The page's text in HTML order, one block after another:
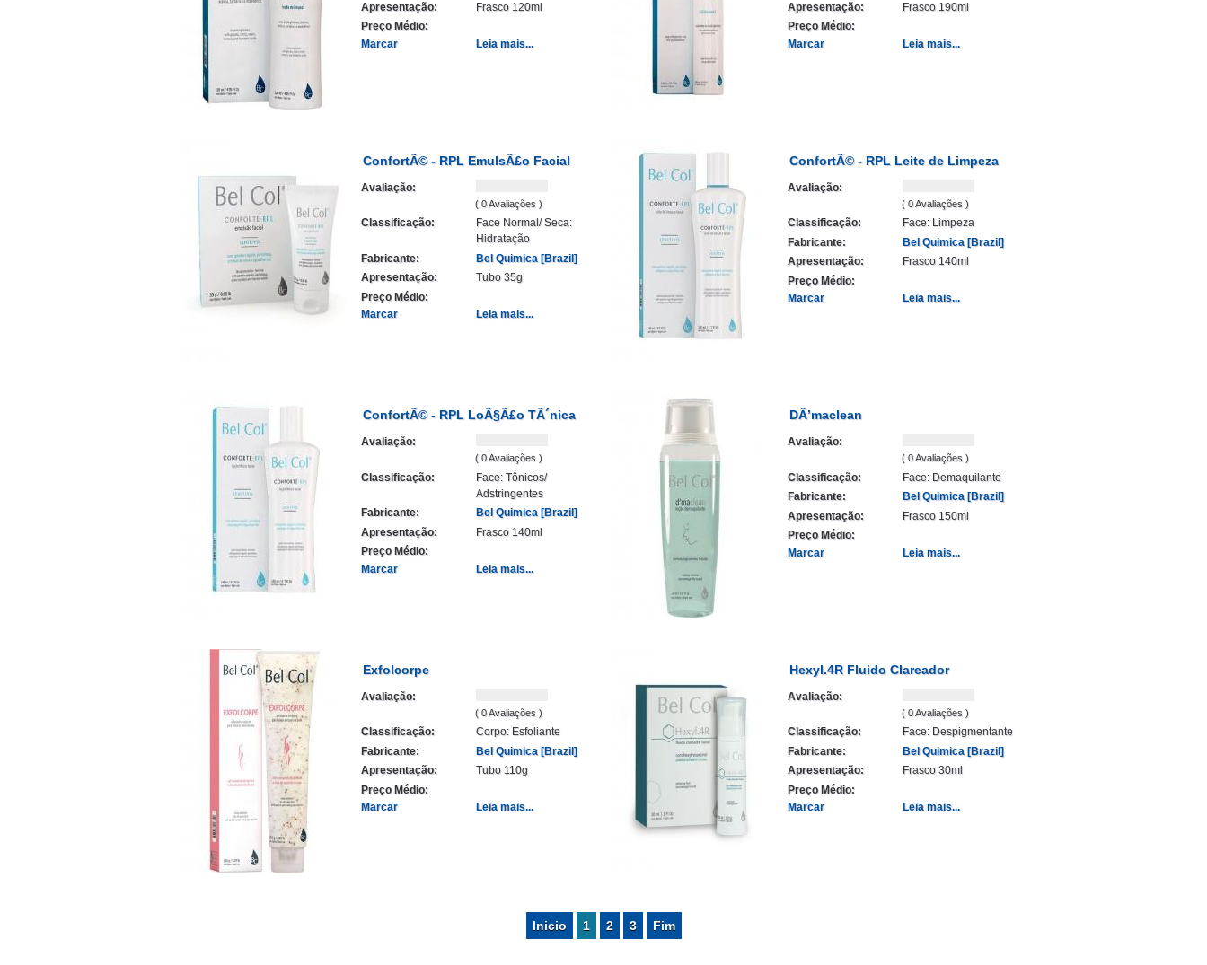
Apresentação:
Frasco 120ml
Preço Médio:
Marcar
Leia mais...
Apresentação:
Frasco 190ml
Preço Médio:
Marcar
Leia mais...
ConfortÃ© - RPL EmulsÃ£o Facial
Avaliação:
( 0 Avaliações )
Classificação:
Face Normal/ Seca:
Hidratação
Fabricante:
Bel Quimica [Brazil]
Apresentação:
Tubo 35g
Preço Médio:
Marcar
Leia mais...
ConfortÃ© - RPL Leite de Limpeza
Avaliação:
( 0 Avaliações )
Classificação:
Face: Limpeza
Fabricante:
Bel Quimica [Brazil]
Apresentação:
Frasco 140ml
Preço Médio:
Marcar
Leia mais...
ConfortÃ© - RPL LoÃ§Ã£o TÃ´nica
Avaliação:
( 0 Avaliações )
Classificação:
Face: Tônicos/
Adstringentes
Fabricante:
Bel Quimica [Brazil]
Apresentação:
Frasco 140ml
Preço Médio:
Marcar
Leia mais...
DÂ’maclean
Avaliação:
( 0 Avaliações )
Classificação:
Face: Demaquilante
Fabricante:
Bel Quimica [Brazil]
Apresentação:
Frasco 150ml
Preço Médio:
Marcar
Leia mais...
Exfolcorpe
Avaliação:
( 0 Avaliações )
Classificação:
Corpo: Esfoliante
Fabricante:
Bel Quimica [Brazil]
Apresentação:
Tubo 110g
Preço Médio:
Marcar
Leia mais...
Hexyl.4R Fluido Clareador
Avaliação:
( 0 Avaliações )
Classificação:
Face: Despigmentante
Fabricante:
Bel Quimica [Brazil]
Apresentação:
Frasco 30ml
Preço Médio:
Marcar
Leia mais...
Inicio 1 2 3 Fim